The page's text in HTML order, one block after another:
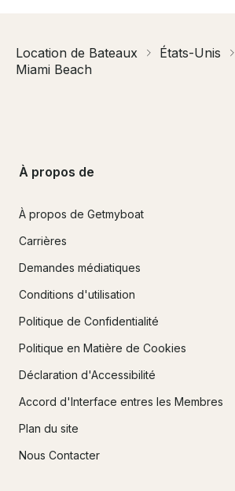
Location de Bateaux États-Unis
Miami Beach
À propos de
À propos de Getmyboat
Carrières
Demandes médiatiques
Conditions d'utilisation
Politique de Confidentialité
Politique en Matière de Cookies
Déclaration d'Accessibilité
Accord d'Interface entres les Membres
Plan du site
Nous Contacter